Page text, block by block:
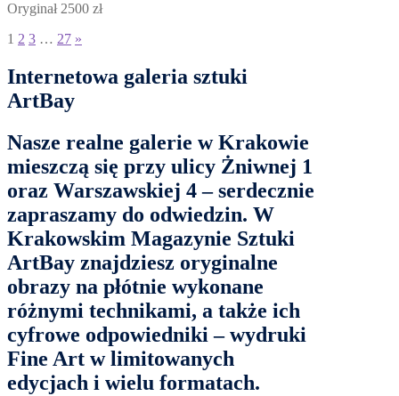
Oryginał 2500 zł
1 2 3 … 27 »
Internetowa galeria sztuki
ArtBay
Nasze realne galerie w Krakowie
mieszczą się przy ulicy Żniwnej 1
oraz Warszawskiej 4– serdecznie
zapraszamy do odwiedzin. W
Krakowskim Magazynie Sztuki
ArtBay znajdziesz oryginalne
obrazy na płótnie wykonane
różnymi technikami, a także ich
cyfrowe odpowiedniki –wydruki
Fine Art w limitowanych
edycjach i wielu formatach.